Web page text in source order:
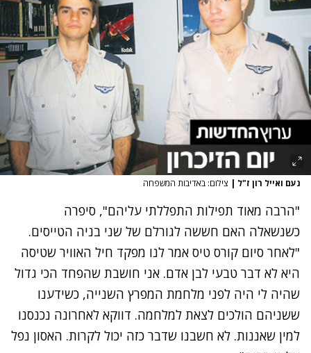
נעם ואייל רון ז"ל | צילום: באדיבות המשפחה
"הרבה מאוד תפילות התפללתי עליהם", סיפרה
כשנשאלה האם חששה לגורלם של שני בניה הטייסים.
"לאחר סיום קורס טיס אמר לנו מפקד חיל האוויר שטיסה
היא לא דבר טבעי לבן אדם. אני חושבת שהפחד הכי גדול
שהיה לי היה לפני מלחמת המפרץ השנייה, כשידענו
ששניהם הולכים לצאת למלחמה. דווקא לאחרונה נכנסנו
למין שאננות. לא חשבנו שדבר כזה יכול לקרות. האסון נפל